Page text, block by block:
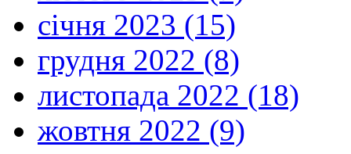
січня 2023 (15)
грудня 2022 (8)
листопада 2022 (18)
жовтня 2022 (9)